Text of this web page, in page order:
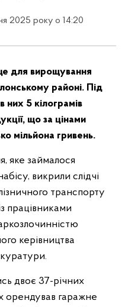
2025 року о 14:20
для вирощування
районі. Під
них 5 кілограмів
що за цінами
мільйона гривень.
яке займалося
викрили слідчі
транспорту
працівниками
керівництва
двоє 37-річних
орендував гаражне